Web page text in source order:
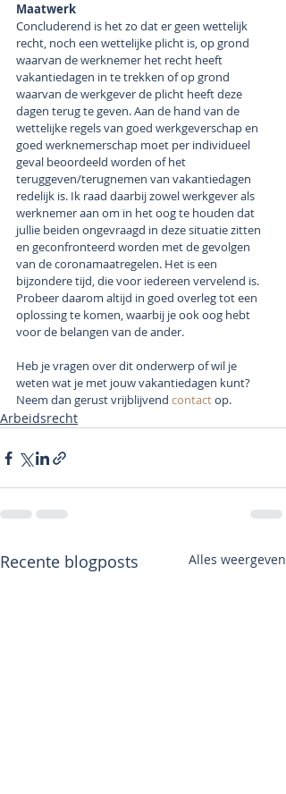
Maatwerk
Concluderend is het zo dat er geen wettelijk
recht, noch een wettelijke plicht is, op grond
waarvan de werknemer het recht heeft
vakantiedagen in te trekken of op grond
waarvan de werkgever de plicht heeft deze
dagen terug te geven. Aan de hand van de
wettelijke regels van goed werkgeverschap en
goed werknemerschap moet per individueel
geval beoordeeld worden of het
teruggeven/terugnemen van vakantiedagen
redelijk is. Ik raad daarbij zowel werkgever als
werknemer aan om in het oog te houden dat
jullie beiden ongevraagd in deze situatie zitten
en geconfronteerd worden met de gevolgen
van de coronamaatregelen. Het is een
bijzondere tijd, die voor iedereen vervelend is.
Probeer daarom altijd in goed overleg tot een
oplossing te komen, waarbij je ook oog hebt
voor de belangen van de ander.
Heb je vragen over dit onderwerp of wil je
weten wat je met jouw vakantiedagen kunt?
Neem dan gerust vrijblijvend contact op.
Arbeidsrecht
Recente blogposts Alles weergeven